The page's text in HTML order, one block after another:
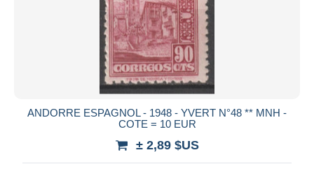
ANDORRE ESPAGNOL - 1948 - YVERT N°48 ** MNH -
COTE = 10 EUR
± 2,89 $US